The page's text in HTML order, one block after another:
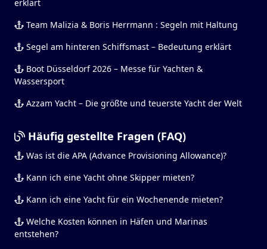
erklärt
Team Malizia & Boris Herrmann : Segeln mit Haltung
Segel am hinteren Schiffsmast – Bedeutung erklärt
Boot Düsseldorf 2026 – Messe für Yachten &
Wassersport
Azzam Yacht – Die größte und teuerste Yacht der Welt
Häufig gestellte Fragen (FAQ)
Was ist die APA (Advance Provisioning Allowance)?
Kann ich eine Yacht ohne Skipper mieten?
Kann ich eine Yacht für ein Wochenende mieten?
Welche Kosten können in Häfen und Marinas
entstehen?